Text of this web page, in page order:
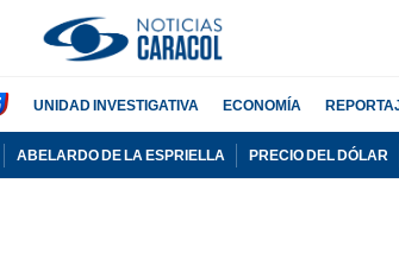
UNIDAD INVESTIGATIVA ECONOMÍA
ABELARDO DE LA ESPRIELLA PRECIO DEL DÓLAR